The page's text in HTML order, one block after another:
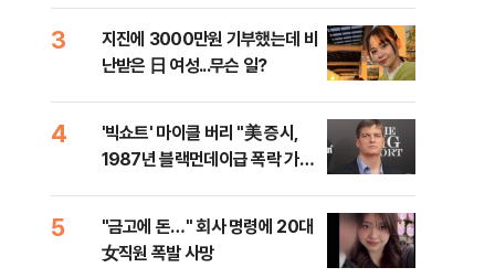
3
지진에 3000만원 기부했는데 비
난받은 日 여성...무슨 일?
4
'빅쇼트' 마이클 버리 "美 증시,
1987년 블랙먼데이급 폭락 가능
5
"금고에 돈…" 회사 명령에 20대
女직원 폭발 사망